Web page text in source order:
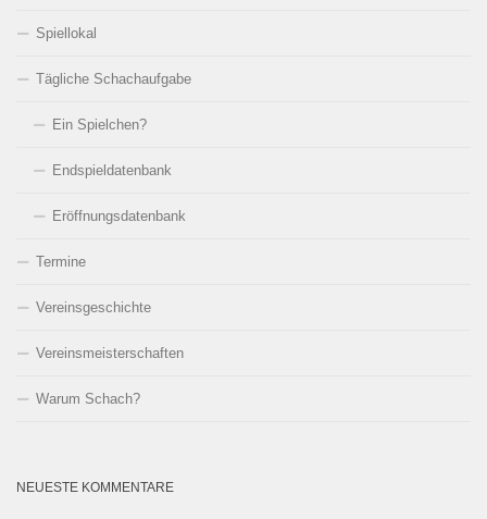
Spiellokal
Tägliche Schachaufgabe
Ein Spielchen?
Endspieldatenbank
Eröffnungsdatenbank
Termine
Vereinsgeschichte
Vereinsmeisterschaften
Warum Schach?
NEUESTE KOMMENTARE